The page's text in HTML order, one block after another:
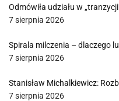
Odmówiła udziału w
7 sierpnia 2026
Spirala milczenia – dlaczego
7 sierpnia 2026
Stanisław Michalkiewicz:
7 sierpnia 2026